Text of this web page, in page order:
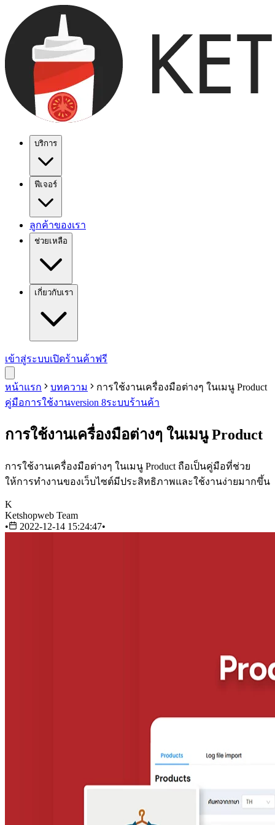
บริการ
ฟีเจอร์
ลูกค้าของเรา
ช่วยเหลือ
เกี่ยวกับเรา
เข้าสู่ระบบเปิดร้านค้าฟรี
หน้าแรก บทความ
การใช้งานเครื่องมือต่างๆ ในเมนู Product
คู่มือการใช้งานversion 8ระบบร้านค้า
การใช้งานเครื่องมือต่างๆ ในเมนู Product
การใช้งานเครื่องมือต่างๆ ในเมนู Product ถือเป็นคู่มือที่ช่วย
ให้การทำงานของเว็บไซต์มีประสิทธิภาพและใช้งานง่ายมากขึ้น
K
Ketshopweb Team
•
2022-12-14 15:24:47•